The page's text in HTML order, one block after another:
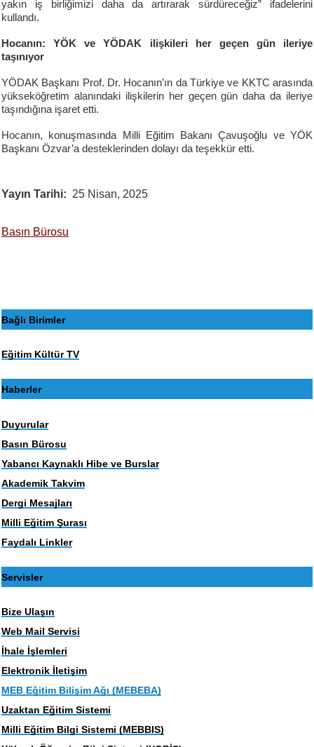
yakın iş birliğimizi daha da artırarak sürdüreceğiz” ifadelerini
kullandı.
Hocanın: YÖK ve YÖDAK ilişkileri her geçen gün ileriye
taşınıyor
YÖDAK Başkanı Prof. Dr. Hocanın’ın da Türkiye ve KKTC arasında
yükseköğretim alanındaki ilişkilerin her geçen gün daha da ileriye
taşındığına işaret etti.
Hocanın, konuşmasında Milli Eğitim Bakanı Çavuşoğlu ve YÖK
Başkanı Özvar’a desteklerinden dolayı da teşekkür etti.
Yayın Tarihi 25 Nisan, 2025
Basın Bürosu
Bağlı Birimler
Eğitim Kültür TV
Haberler
Duyurular
Basın Bürosu
Yabancı Kaynaklı Hibe ve Burslar
Akademik Takvim
Dergi Mesajları
Milli Eğitim Şurası
Faydalı Linkler
Servisler
Bize Ulaşın
Web Mail Servisi
İhale İşlemleri
Elektronik İletişim
MEB Eğitim Bilişim Ağı (MEBEBA)
Uzaktan Eğitim Sistemi
Milli Eğitim Bilgi Sistemi (MEBBIS)